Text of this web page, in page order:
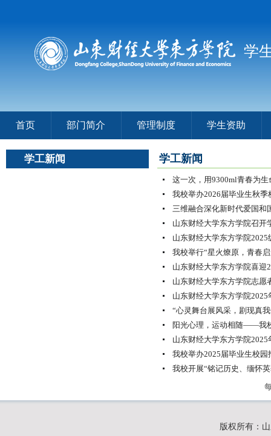
学
首页 部门简介 管理制度 学生资助
学工新闻 学工新闻
这一次，用9300ml青春为生
我校举办2026届毕业生秋季
三维融合深化新时代爱国和
山东财经大学东方学院召开
山东财经大学东方学院
我校举行“星火燎原，青春
山东财经大学东方学院喜迎
山东财经大学东方学院志愿
山东财经大学东方学院
“心灵舞台展风采，剧现真
阳光心理，运动相随——我
山东财经大学东方学院
我校举办2025届毕业生校园
我校开展“铭记历史、缅怀
版权所有：